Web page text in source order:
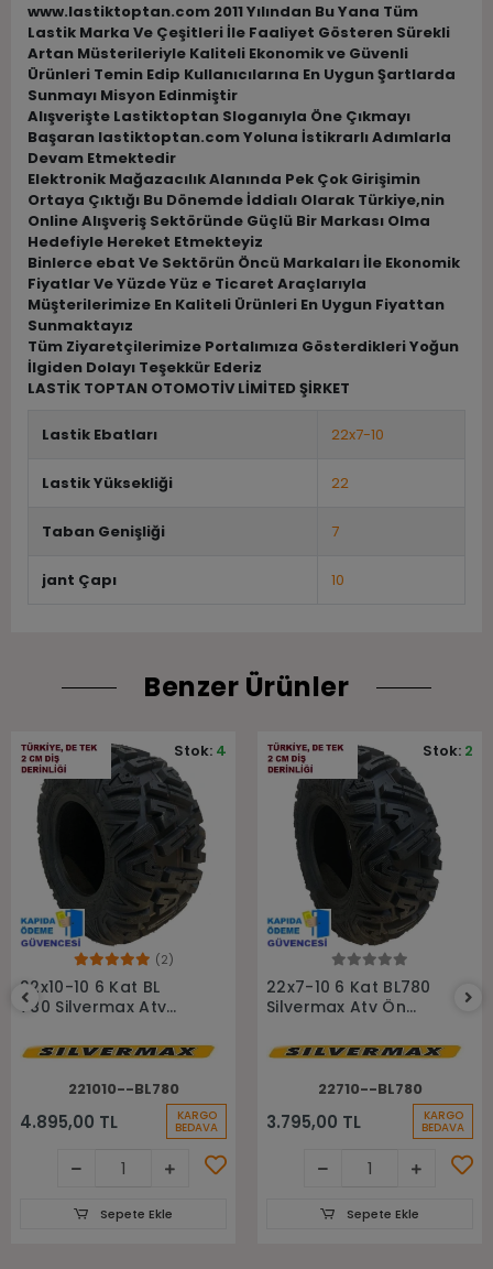
www.lastiktoptan.com 2011 Yılından Bu Yana Tüm
Lastik Marka Ve Çeşitleri İle Faaliyet Gösteren Sürekli
Artan Müsterileriyle Kaliteli Ekonomik ve Güvenli
Ürünleri Temin Edip Kullanıcılarına En Uygun Şartlarda
Sunmayı Misyon Edinmiştir
Alışverişte Lastiktoptan Sloganıyla Öne Çıkmayı
Başaran lastiktoptan.com Yoluna İstikrarlı Adımlarla
Devam Etmektedir
Elektronik Mağazacılık Alanında Pek Çok Girişimin
Ortaya Çıktığı Bu Dönemde İddialı Olarak Türkiye,nin
Online Alışveriş Sektöründe Güçlü Bir Markası Olma
Hedefiyle Hereket Etmekteyiz
Binlerce ebat Ve Sektörün Öncü Markaları İle Ekonomik
Fiyatlar Ve Yüzde Yüz e Ticaret Araçlarıyla
Müşterilerimize En Kaliteli Ürünleri En Uygun Fiyattan
Sunmaktayız
Tüm Ziyaretçilerimize Portalımıza Gösterdikleri Yoğun
İlgiden Dolayı Teşekkür Ederiz
LASTİK TOPTAN OTOMOTİV LİMİTED ŞİRKET
Lastik Ebatları 22x7-10
Lastik Yüksekliği 22
Taban Genişliği 7
jant Çapı 10
Benzer Ürünler
(2)
22x10-10 6 Kat BL
780 Silvermax Atv
221010--BL780
4.895,00 TL KARGO
BEDAVA
Stok: 4
Sepete Ekle
22x7-10 6 Kat BL780
Silvermax Atv Ön
22710--BL780
3.795,00 TL KARGO
BEDAVA
Stok: 2
Sepete Ekle